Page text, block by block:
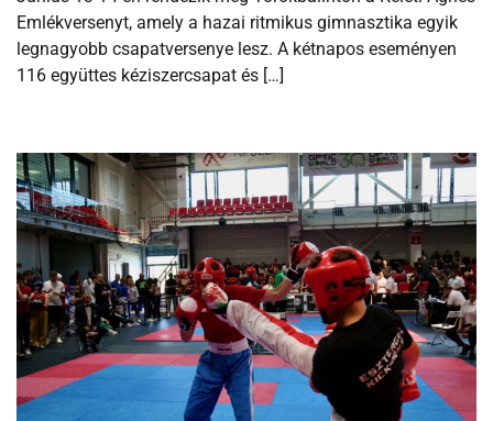
Emlékversenyt, amely a hazai ritmikus gimnasztika egyik
legnagyobb csapatversenye lesz. A kétnapos eseményen
116 együttes kéziszercsapat és […]